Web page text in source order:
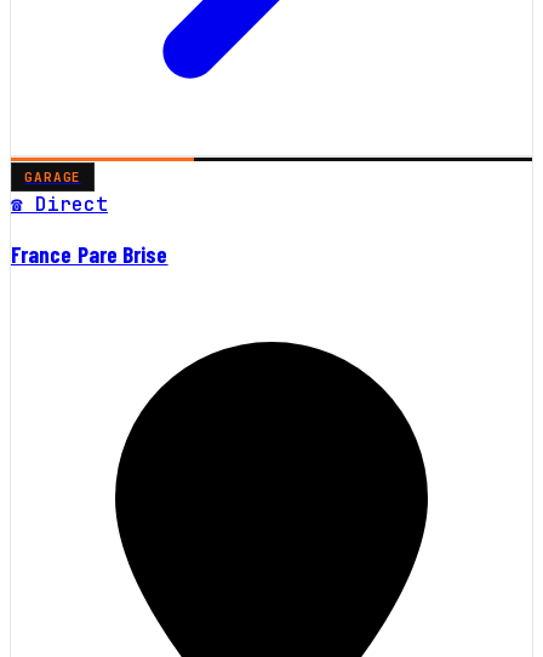
GARAGE
☎ Direct
France Pare Brise